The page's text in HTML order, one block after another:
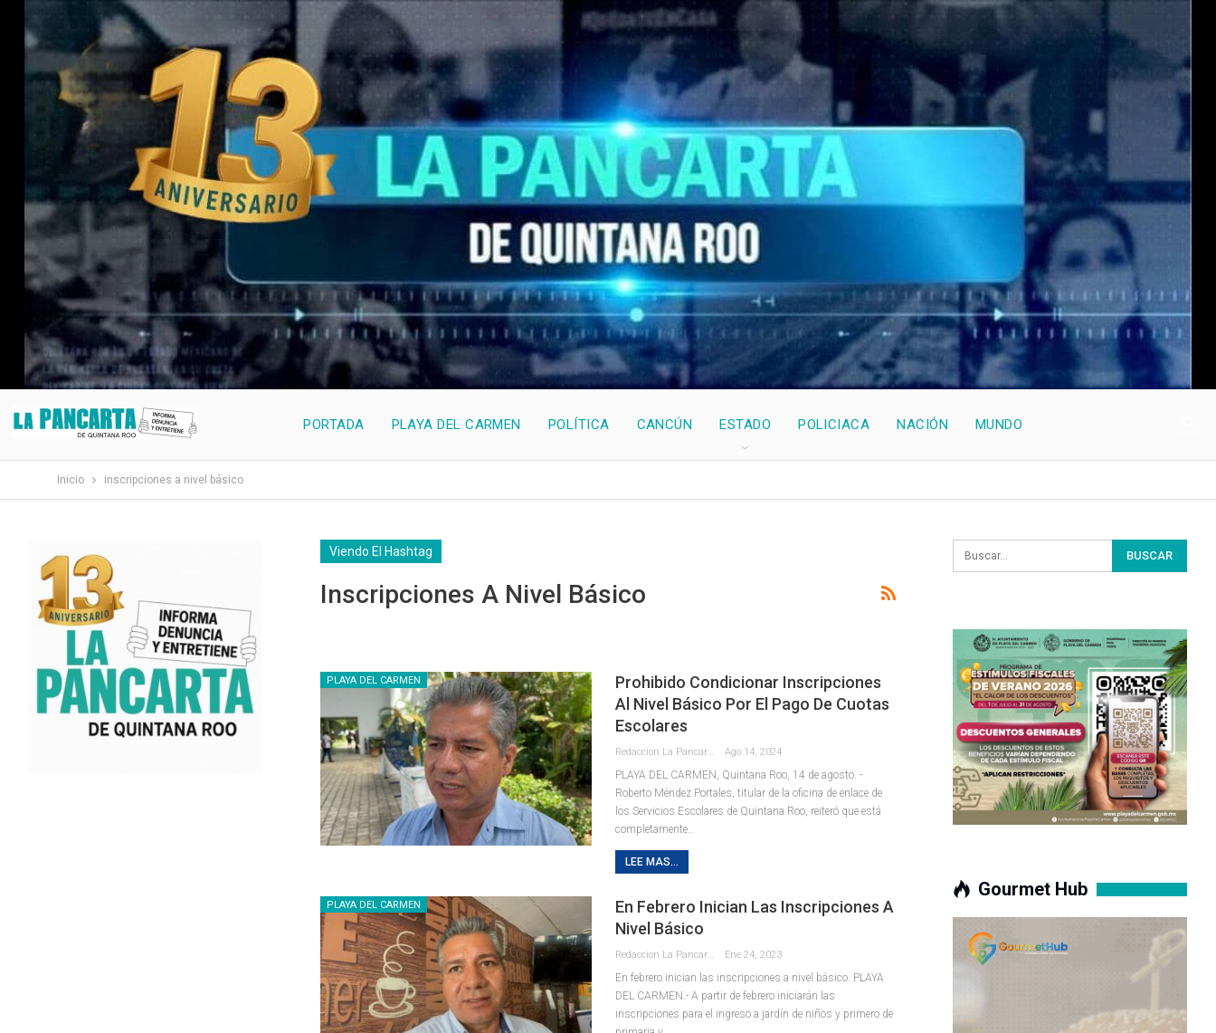
PORTADA PLAYA DEL CARMEN POLÍTICA CANCÚN ESTADO POLICIACA NACIÓN MUNDO
Inicio inscripciones a nivel básico
Viendo El Hashtag
Inscripciones A Nivel Básico
PLAYA DEL CARMEN
Prohibido Condicionar Inscripciones
Al Nivel Básico Por El Pago De Cuotas
Escolares
Ago 14, 2024
PLAYA DEL CARMEN, Quintana Roo, 14 de agosto. -
Roberto Méndez Portales, titular de la oficina de enlace de
los Servicios Escolares de Quintana Roo, reiteró que está
completamente
LEE MAS...
PLAYA DEL CARMEN
En Febrero Inician Las Inscripciones A
Nivel Básico
Ene 24, 2023
En febrero inician las inscripciones a nivel básico. PLAYA
DEL CARMEN.- A partir de febrero iniciarán las
inscripciones para el ingreso a jardín de niños y primero de
Gourmet Hub